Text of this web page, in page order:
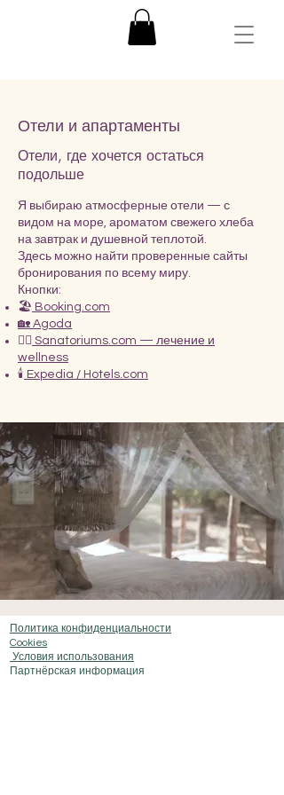
Отели и апартаменты
Отели, где хочется остаться
подольше
Я выбираю атмосферные отели — с
видом на море, ароматом свежего хлеба
на завтрак и душевной теплотой.
Здесь можно найти проверенные сайты
бронирования по всему миру.
Кнопки:
🏖️ Booking.com
🏡 Agoda
💆‍♀️ Sanatoriums.com — лечение и
wellness
🕯️ Expedia / Hotels.com
Политика конфиденциальности
Cookies
Условия использования
Партнёрская информация